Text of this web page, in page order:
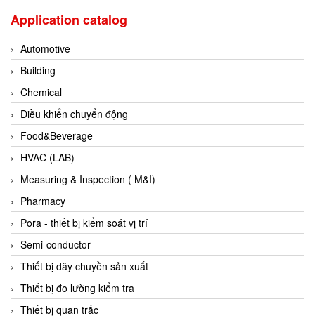
FLIR
FLOMAG
flotron
Flow Force/ Super Green Power-Tech
Floweserve/PMV
Flowline
Flow-Mon
Flowserve
Fluke Process Instruments Vietnam
FMS Vietnam
FOKO / Wintriss
Fomotech Vietnam
Forbes Marshall
FORNEY
Application catalog
Automotive
Building
Chemical
Điều khiển chuyển động
Food&Beverage
HVAC (LAB)
Measuring & Inspection ( M&I)
Pharmacy
Pora - thiết bị kiểm soát vị trí
Semi-conductor
Thiết bị dây chuyền sản xuất
Thiết bị đo lường kiểm tra
Thiết bị quan trắc